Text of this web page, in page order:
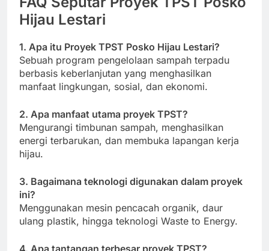
Hijau Lestari
1. Apa itu Proyek TPST Posko Hijau Lestari?
Sebuah program pengelolaan sampah terpadu
berbasis keberlanjutan yang menghasilkan
manfaat lingkungan, sosial, dan ekonomi.
2. Apa manfaat utama proyek TPST?
Mengurangi timbunan sampah, menghasilkan
energi terbarukan, dan membuka lapangan kerja
hijau.
3. Bagaimana teknologi digunakan dalam proyek
ini?
Menggunakan mesin pencacah organik, daur
ulang plastik, hingga teknologi Waste to Energy.
4. Apa tantangan terbesar proyek TPST?